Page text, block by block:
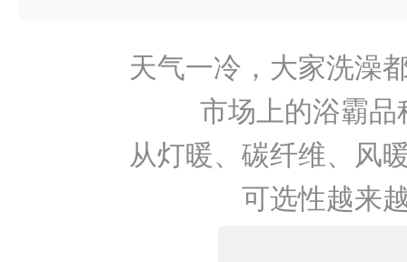
天气一冷，大家洗澡
市场上的浴霸品
从灯暖、碳纤维、风
可选性越来